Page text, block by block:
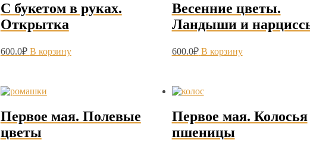
С букетом в руках.
Открытка
600.0₽ В корзину
Весенние цветы.
Ландыши и
600.0₽ В корзину
Первое мая. Полевые
цветы
Первое мая. Колосья
пшеницы